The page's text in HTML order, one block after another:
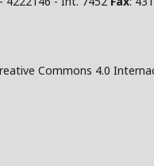
4.0 Internacional